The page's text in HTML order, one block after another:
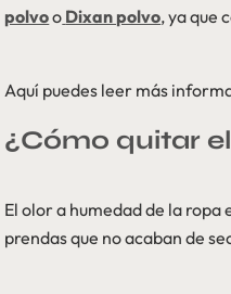
polvoo Dixan polvo, ya que
Aquí puedes leer más
¿Cómo quitar
El olor a humedad de la
prendas que no acaban de